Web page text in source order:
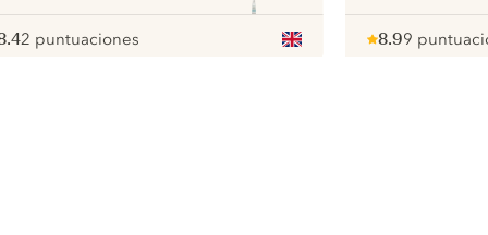
pour
2 puntuaciones
8.9
pour
9